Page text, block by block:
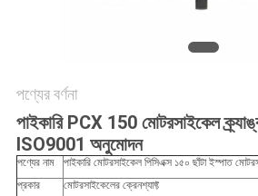
পণ্যের বর্ণনা
পাইকারি PCX 150 মোটরসাইকেল
ISO9001 অনুমোদন
পণ্যের নাম
পাইকারি মোটরসাইকেল পিসিএক্স ১৫০ ছাঁটা ইস্পাত
প্রকার
মোটরসাইকেলের ক্রেনশ্যাফ্ট